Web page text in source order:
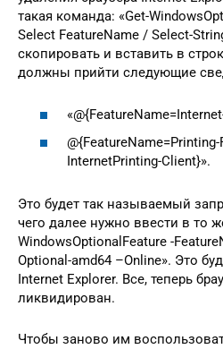
такая команда: «Get-
Select FeatureName / Select-
скопировать и вставить в
должны прийти следующие
InternetPrinting-Client}».
Это будет так называемый
чего далее нужно ввести в то
WindowsOptionalFeature -
Optional-amd64 –Online». Это
Internet Explorer. Все, теперь
ликвидирован.
Чтобы заново им